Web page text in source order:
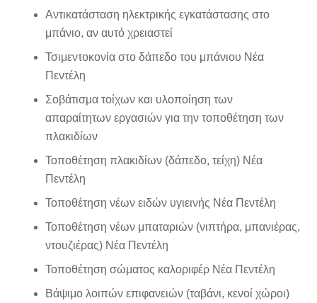
Αντικατάσταση ηλεκτρικής εγκατάστασης στο
μπάνιο, αν αυτό χρειαστεί
Τσιμεντοκονία στο δάπεδο του μπάνιου Νέα
Πεντέλη
Σοβάτισμα τοίχων και υλοποίηση των
απαραίτητων εργασιών για την τοποθέτηση των
πλακιδίων
Τοποθέτηση πλακιδίων (δάπεδο, τείχη) Νέα
Πεντέλη
Τοποθέτηση νέων ειδών υγιεινής Νέα Πεντέλη
Τοποθέτηση νέων μπαταριών (νιπτήρα, μπανιέρας,
ντουζιέρας) Νέα Πεντέλη
Τοποθέτηση σώματος καλοριφέρ Νέα Πεντέλη
Βάψιμο λοιπών επιφανειών (ταβάνι, κενοί χώροι)